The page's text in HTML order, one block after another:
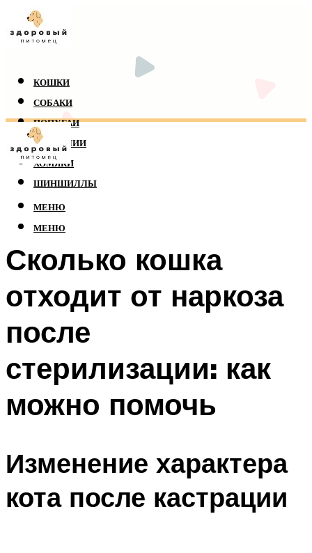
КОШКИ
СОБАКИ
ПОПУГАИ
РЕПТИЛИИ
ХОМЯКИ
ШИНШИЛЛЫ
МЕНЮ
МЕНЮ
Сколько кошка
отходит от наркоза
после
стерилизации: как
можно помочь
Изменение характера
кота после кастрации